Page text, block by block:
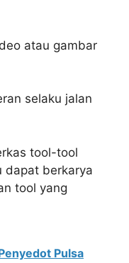
atau gambar
selaku jalan
tool-tool
dapat berkarya
tool yang
Pulsa